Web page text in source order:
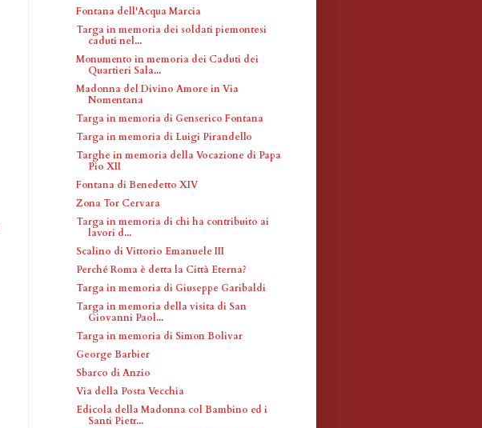
Fontana dell'Acqua Marcia
Targa in memoria dei soldati piemontesi
caduti nel...
Monumento in memoria dei Caduti dei
Quartieri Sala...
Madonna del Divino Amore in Via
Nomentana
Targa in memoria di Genserico Fontana
Targa in memoria di Luigi Pirandello
Targhe in memoria della Vocazione di Papa
Pio XII
Fontana di Benedetto XIV
Zona Tor Cervara
Targa in memoria di chi ha contribuito ai
lavori d...
Scalino di Vittorio Emanuele III
Perché Roma è detta la Città Eterna?
Targa in memoria di Giuseppe Garibaldi
Targa in memoria della visita di San
Giovanni Paol...
Targa in memoria di Simon Bolivar
George Barbier
Sbarco di Anzio
Via della Posta Vecchia
Edicola della Madonna col Bambino ed i
Santi Pietr...